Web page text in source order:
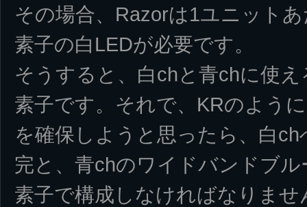
その場合、Razorは1ユニット
素子の白LEDが必要です。
そうすると、白chと青chに使
素子です。それで、KRのよう
を確保しようと思ったら、白
完と、青chのワイドバンドブ
素子で構成しなければなりませ